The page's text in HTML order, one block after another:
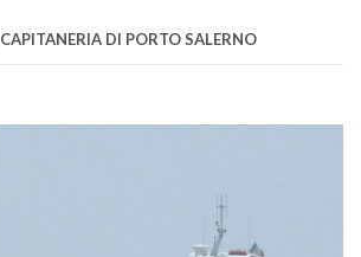
CAPITANERIA DI PORTO SALERNO